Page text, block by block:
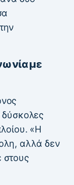
με
δύσκολες
«Η
αλλά δεν
στους